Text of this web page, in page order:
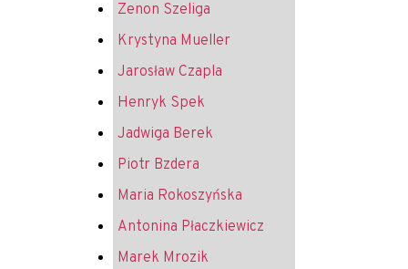
Zenon Szeliga
Krystyna Mueller
Jarosław Czapla
Henryk Spek
Jadwiga Berek
Piotr Bzdera
Maria Rokoszyńska
Antonina Płaczkiewicz
Marek Mrozik